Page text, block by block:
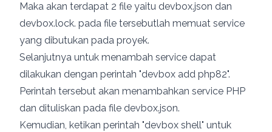
Maka akan terdapat 2 file yaitu devbox.json dan
devbox.lock. pada file tersebutlah memuat service
yang dibutukan pada proyek.
Selanjutnya untuk menambah service dapat
dilakukan dengan perintah "devbox add php82".
Perintah tersebut akan menambahkan service PHP
dan dituliskan pada file devbox.json.
Kemudian, ketikan perintah "devbox shell" untuk